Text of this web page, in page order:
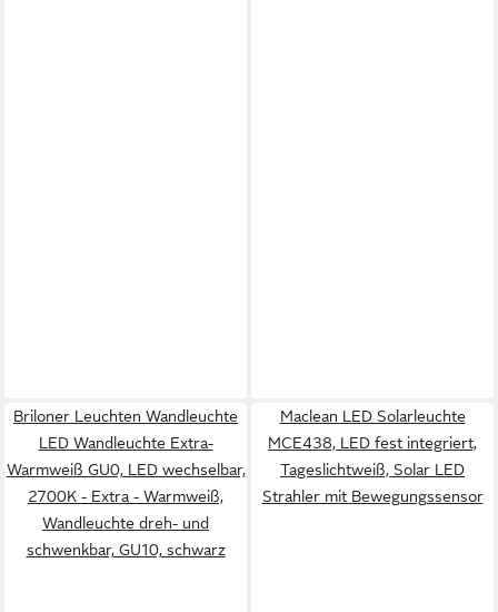
Briloner Leuchten Wandleuchte
LED Wandleuchte Extra-
Warmweiß GU0, LED wechselbar,
2700K - Extra - Warmweiß,
Wandleuchte dreh- und
schwenkbar, GU10, schwarz
Maclean LED Solarleuchte
MCE438, LED fest integriert,
Tageslichtweiß, Solar LED
Strahler mit Bewegungssensor